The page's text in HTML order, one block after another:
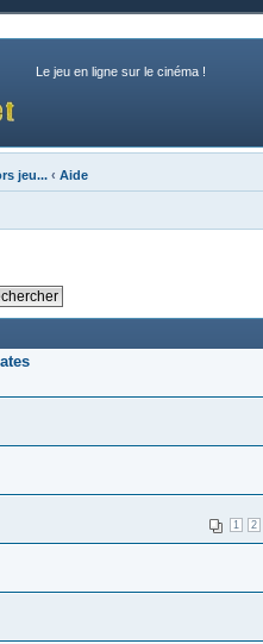
Le jeu en ligne sur le cinéma !
jeu... ‹ Aide
1 2